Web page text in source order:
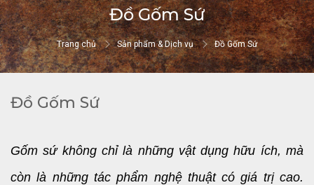
Đồ Gốm Sứ
Trang chủ Sản phẩm & Dịch vụ Đồ Gốm Sứ
Đồ Gốm Sứ
Gốm sứ không chỉ là những vật dụng hữu ích, mà
còn là những tác phẩm nghệ thuật có giá trị cao.